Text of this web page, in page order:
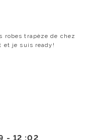
robes trapèze de chez
et je suis ready!
- 12 :02